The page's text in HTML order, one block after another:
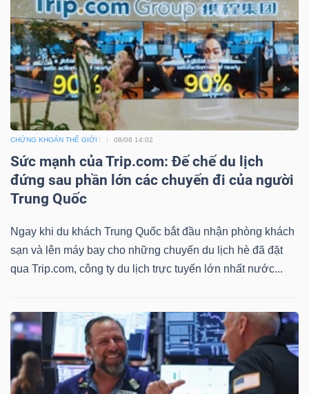
CHỨNG KHOÁN THẾ GIỚI 08/08 14:02
Sức mạnh của Trip.com: Đế chế du lịch
đứng sau phần lớn các chuyến đi của người
Trung Quốc
Ngay khi du khách Trung Quốc bắt đầu nhận phòng khách
sạn và lên máy bay cho những chuyến du lịch hè đã đặt
qua Trip.com, công ty du lịch trực tuyến lớn nhất nước...